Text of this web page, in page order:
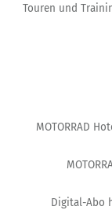
Touren und
MOTORRAD
Digital-Abo